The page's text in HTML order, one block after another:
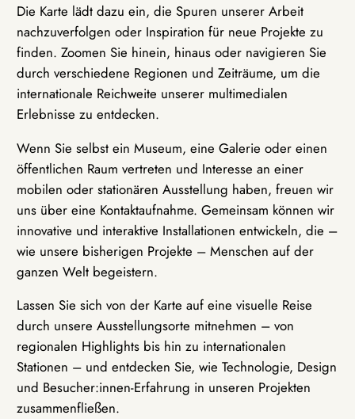
Die Karte lädt dazu ein, die Spuren unserer Arbeit
nachzuverfolgen oder Inspiration für neue Projekte zu
finden. Zoomen Sie hinein, hinaus oder navigieren Sie
durch verschiedene Regionen und Zeiträume, um die
internationale Reichweite unserer multimedialen
Erlebnisse zu entdecken.
Wenn Sie selbst ein Museum, eine Galerie oder einen
öffentlichen Raum vertreten und Interesse an einer
mobilen oder stationären Ausstellung haben, freuen wir
uns über eine Kontaktaufnahme. Gemeinsam können wir
innovative und interaktive Installationen entwickeln, die –
wie unsere bisherigen Projekte – Menschen auf der
ganzen Welt begeistern.
Lassen Sie sich von der Karte auf eine visuelle Reise
durch unsere Ausstellungsorte mitnehmen – von
regionalen Highlights bis hin zu internationalen
Stationen – und entdecken Sie, wie Technologie, Design
und Besucher:innen-Erfahrung in unseren Projekten
zusammenfließen.